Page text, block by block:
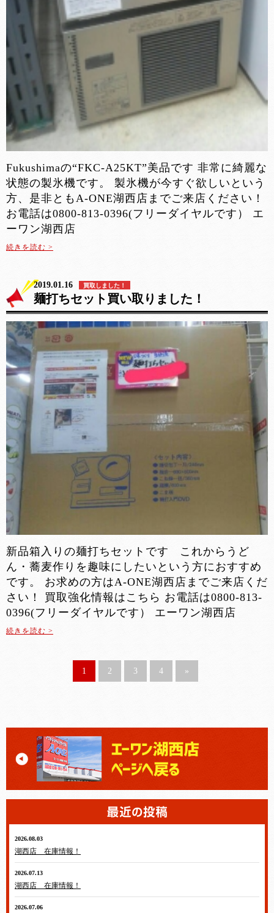
Fukushimaの“FKC-A25KT”美品です 非常に綺麗な
状態の製氷機です。 製氷機が今すぐ欲しいという
方、是非ともA-ONE湖西店までご来店ください！
お電話は0800-813-0396(フリーダイヤルです） エ
ーワン湖西店
続きを読む >
2019.01.16 買取しました！
麺打ちセット買い取りました！
新品箱入りの麺打ちセットです これからうど
ん・蕎麦作りを趣味にしたいという方におすすめ
です。 お求めの方はA-ONE湖西店までご来店くだ
さい！ 買取強化情報はこちら お電話は0800-813-
0396(フリーダイヤルです） エーワン湖西店
続きを読む >
1 2 3 4 »
2026.08.03
湖西店 在庫情報！
2026.07.13
湖西店 在庫情報！
2026.07.06